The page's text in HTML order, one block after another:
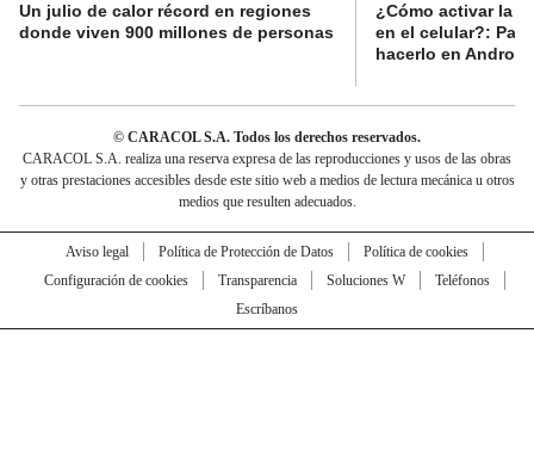
Un julio de calor récord en regiones
donde viven 900 millones de personas
¿Cómo activar la
en el celular?:
hacerlo en
© CARACOL S.A. Todos los derechos reservados.
CARACOL S.A. realiza una reserva expresa de las reproducciones y usos de las obras
y otras prestaciones accesibles desde este sitio web a medios de lectura mecánica u otros
medios que resulten adecuados.
Aviso legal Política de Protección de Datos
Política de cookies
Configuración de cookies
Transparencia Soluciones W
Teléfonos
Escríbanos